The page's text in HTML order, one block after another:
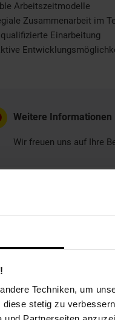
Techniken, um
stetig zu
Arbeitszeitmodelle
Zusammenarbeit im
Einarbeitung
Weitere Informationen
Wir freuen uns auf Ihre